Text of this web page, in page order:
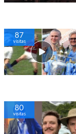
87
visitas
80
visitas